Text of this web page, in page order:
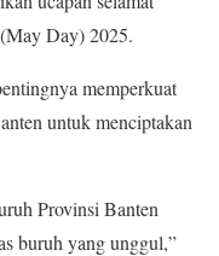
Day) 2025.
memperkuat
untuk menciptakan
Provinsi Banten
buruh yang unggul,”